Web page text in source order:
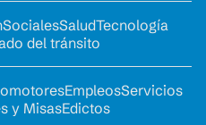
SocialesSaludTecnología
del tránsito
EmpleosServicios
y MisasEdictos